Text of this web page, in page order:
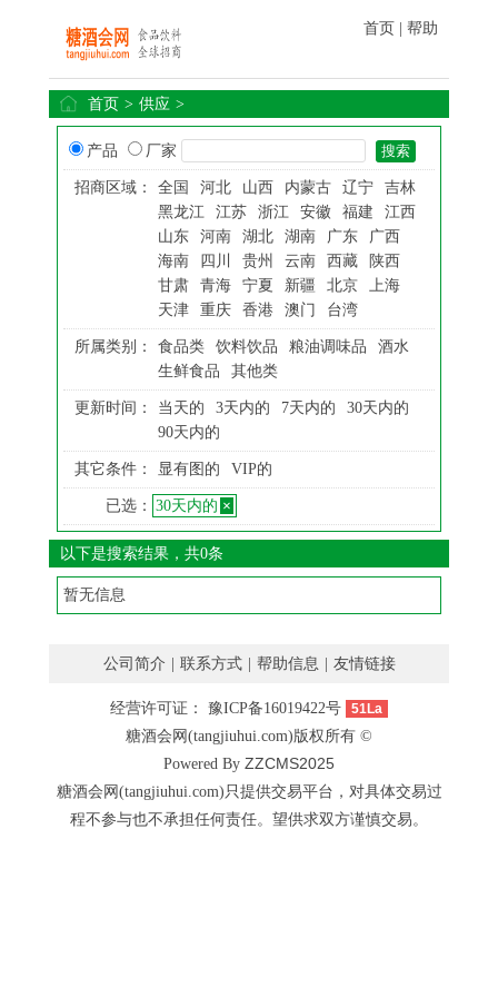
首页 帮助
首页 > 供应 >
产品 厂家
招商区域： 全国 河北 山西 内蒙古 辽宁
吉林
黑龙江
江苏 浙江 安徽 福建
江西
山东
河南 湖北 湖南 广东
广西
海南
四川 贵州 云南 西藏
陕西
甘肃
青海 宁夏 新疆 北京
上海
天津
重庆 香港 澳门 台湾
所属类别： 食品类 饮料饮品 粮油调味品
酒水
生鲜食品
其他类
更新时间： 当天的 3天内的 7天内的
30天内的
90天内的
其它条件： 显有图的 VIP的
已选： 30天内的 ×
以下是搜索结果，共0条
暂无信息
公司简介 联系方式 帮助信息 友情链接
经营许可证： 豫ICP备16019422号 51La
糖酒会网(tangjiuhui.com)版权所有 ©
Powered By ZZCMS2025
糖酒会网(tangjiuhui.com)只提供交易平台，对具体交易过
程不参与也不承担任何责任。望供求双方谨慎交易。